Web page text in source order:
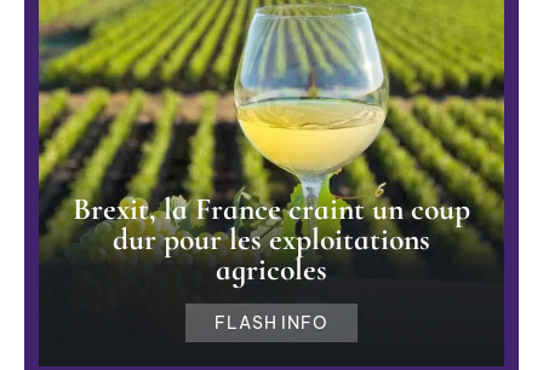
Brexit, la France craint un coup
dur pour les exploitations
agricoles
FLASH INFO